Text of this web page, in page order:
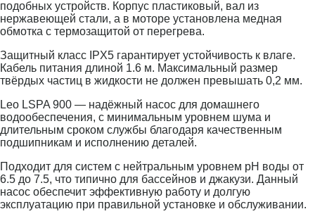
подобных устройств. Корпус пластиковый, вал из
нержавеющей стали, а в моторе установлена медная
обмотка с термозащитой от перегрева.
Защитный класс IPX5 гарантирует устойчивость к влаге.
Кабель питания длиной 1.6 м. Максимальный размер
твёрдых частиц в жидкости не должен превышать 0,2 мм.
Leo LSPA 900 — надёжный насос для домашнего
водообеспечения, с минимальным уровнем шума и
длительным сроком службы благодаря качественным
подшипникам и исполнению деталей.
Подходит для систем с нейтральным уровнем pH воды от
6.5 до 7.5, что типично для бассейнов и джакузи. Данный
насос обеспечит эффективную работу и долгую
эксплуатацию при правильной установке и обслуживании.